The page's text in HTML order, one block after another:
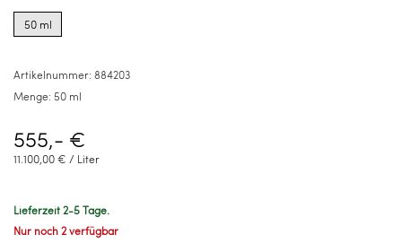
options
for50 ml
Artikelnummer: 884203
Menge: 50 ml
555,- €
11.100,00 € / Liter
Lieferzeit 2-5 Tage.
Nur noch 2 verfügbar